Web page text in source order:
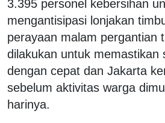
3.395 personel kebersihan
mengantisipasi lonjakan
perayaan malam pergantian
dilakukan untuk memastikan
dengan cepat dan Jakarta
sebelum aktivitas warga
harinya.